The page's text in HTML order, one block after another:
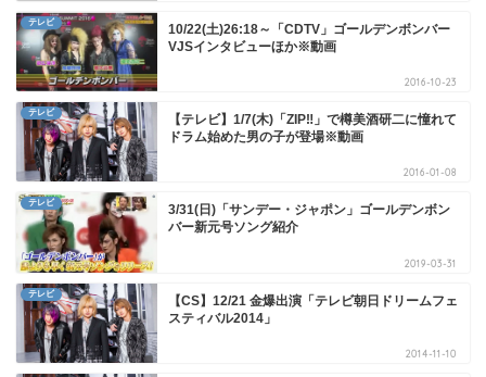
テレビ
10/22(土)26:18～「CDTV」ゴールデンボンバー
VJSインタビューほか※動画
2016-10-23
テレビ
【テレビ】1/7(木)「ZIP‼」で樽美酒研二に憧れて
ドラム始めた男の子が登場※動画
2016-01-08
テレビ
3/31(日)「サンデー・ジャポン」ゴールデンボン
バー新元号ソング紹介
2019-03-31
テレビ
【CS】12/21 金爆出演「テレビ朝日ドリームフェ
スティバル2014」
2014-11-10